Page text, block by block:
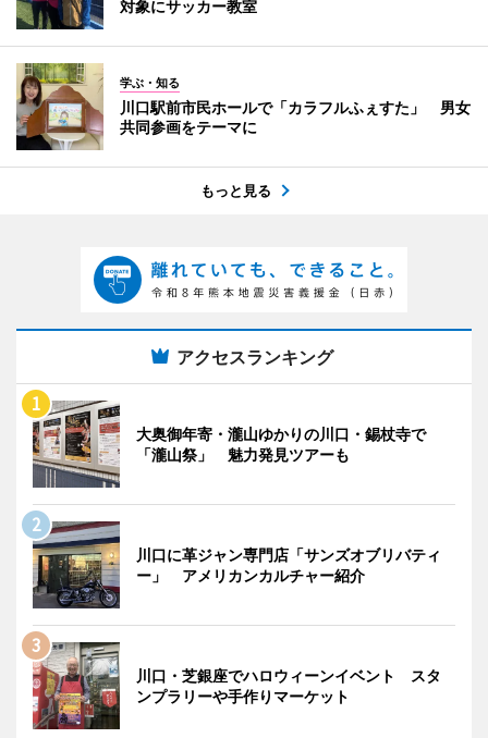
対象にサッカー教室
学ぶ・知る
川口駅前市民ホールで「カラフルふぇすた」 男女
共同参画をテーマに
もっと見る
アクセスランキング
大奥御年寄・瀧山ゆかりの川口・錫杖寺で
「瀧山祭」 魅力発見ツアーも
川口に革ジャン専門店「サンズオブリバティ
ー」 アメリカンカルチャー紹介
川口・芝銀座でハロウィーンイベント スタ
ンプラリーや手作りマーケット